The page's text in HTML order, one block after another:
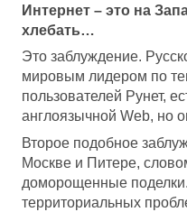
Интернет – это на
хлебать…
Это заблуждение.
мировым лидером по
пользователей Рунет,
англоязычной Web, но
Второе подобное
Москве и Питере,
доморощенные
территориальных